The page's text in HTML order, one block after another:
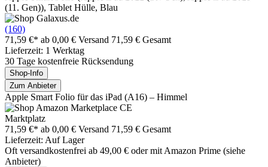
(11. Gen)), Tablet Hülle, Blau
(160)
71,59 €* ab 0,00 € Versand 71,59 € Gesamt
Lieferzeit: 1 Werktag
30 Tage kostenfreie Rücksendung
Shop-Info
Zum Anbieter
Apple Smart Folio für das iPad (A16) – Himmel ​​​​​​​
Marktplatz
71,59 €* ab 0,00 € Versand 71,59 € Gesamt
Lieferzeit: Auf Lager
Oft versandkostenfrei ab 49,00 € oder mit Amazon Prime (siehe
Anbieter)